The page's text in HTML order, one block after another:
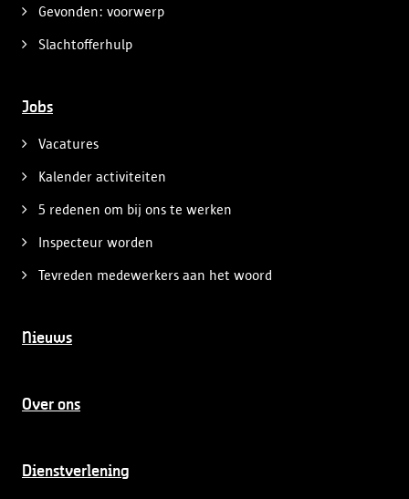
Gevonden: voorwerp
Slachtofferhulp
Jobs
Vacatures
Kalender activiteiten
5 redenen om bij ons te werken
Inspecteur worden
Tevreden medewerkers aan het woord
Nieuws
Over ons
Dienstverlening